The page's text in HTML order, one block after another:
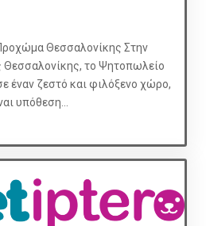
Θεσσαλονίκης Στην
το Ψητοπωλείο
έναν ζεστό και φιλόξενο χώρο,
υπόθεση...